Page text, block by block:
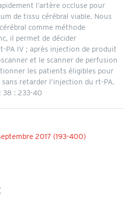
l’artère occluse pour
de tissu cérébral viable. Nous
comme méthode
il permet de décider
PA IV ; après injection de produit
et le scanner de perfusion
les patients éligibles pour
retarder l’injection du rt-PA.
38 : 233-40
2017 (193-400)